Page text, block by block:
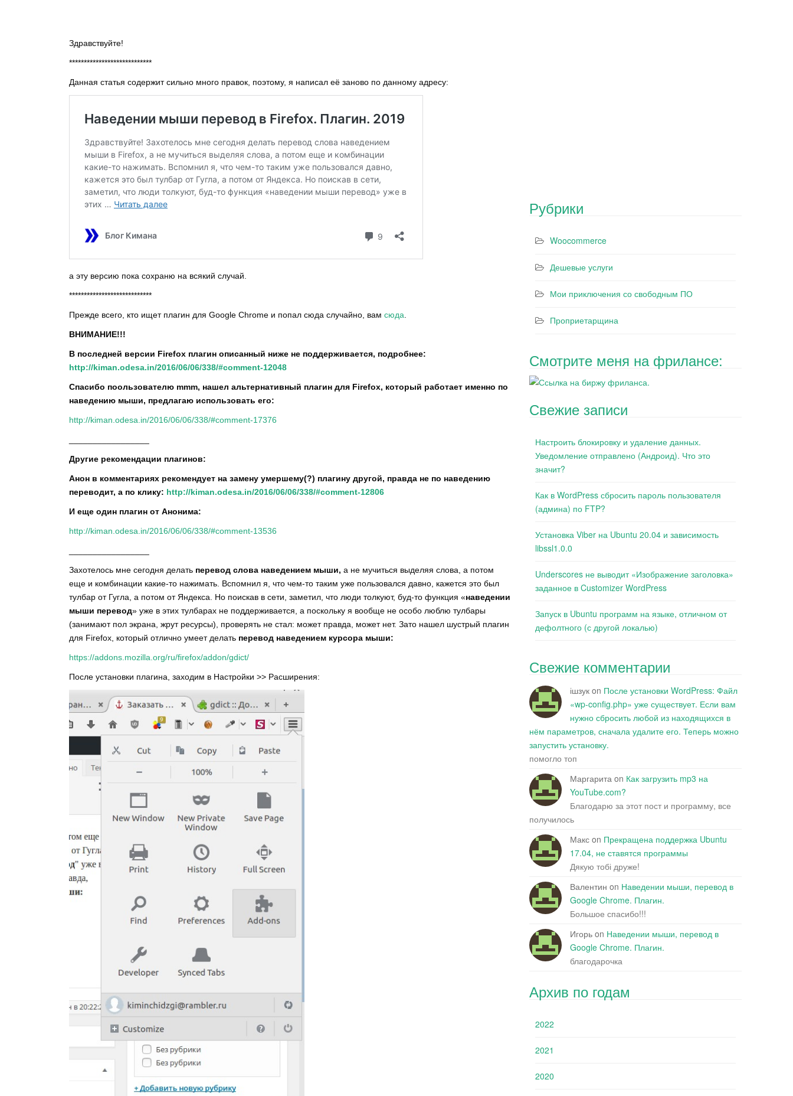
Здравствуйте!
****************************
Данная статья содержит сильно много правок, поэтому, я написал её заново по данному адресу:
а эту версию пока сохраню на всякий случай.
****************************
Прежде всего, кто ищет плагин для Google Chrome и попал сюда случайно, вам сюда
ВНИМАНИЕ!!!
В последней версии Firefox плагин описанный ниже не поддерживается, подробнее:
http://kiman.odesa.in/2016/06/06/338/#comment-12048
Спасибо поользователю mmm, нашел альтернативный плагин для Firefox, который работает именно по
наведению мыши, предлагаю использовать его:
http://kiman.odesa.in/2016/06/06/338/#comment-17376
Другие рекомендации плагинов:
Анон в комментариях рекомендует на замену умершему(?) плагину другой, правда не по наведению
переводит, а по клику: http://kiman.odesa.in/2016/06/06/338/#comment-12806
И еще один плагин от Анонима:
http://kiman.odesa.in/2016/06/06/338/#comment-13536
Захотелось мне сегодня делать перевод слова наведением мыши, а не мучиться выделяя слова, а потом
еще и комбинации какие-то нажимать . Вспомнил я, что чем-то таким уже пользовался давно, кажется это был
тулбар от Гугла, а потом от Яндекса. Но поискав в сети, заметил, что люди толкуют, буд-то функция «наведении
мыши перевод» уже в этих тулбарах не поддерживается, а поскольку я вообще не особо люблю тулбары
(занимают пол экрана, жрут ресурсы), проверять не стал: может правда, может нет. Зато нашел шустрый плагин
для Firefox, который отлично умеет делать перевод наведением курсора мыши:
https://addons.mozilla.org/ru/firefox/addon/gdict/
После установки плагина, заходим в Настройки >> Расширения:
Рубрики
Woocommerce
Дешевые услуги
Мои приключения со свободным ПО
Проприетарщина
Смотрите меня на фрилансе:
Свежие записи
Настроить блокировку и удаление данных.
Уведомление отправлено (Андроид). Что это
значит?
Как в WordPress сбросить пароль пользователя
(админа) по FTP?
Установка Viber на Ubuntu 20.04 и зависимость
libssl1.0.0
Underscores не выводит «Изображение заголовка»
заданное в Customizer WordPress
Запуск в Ubuntu программ на языке, отличном от
дефолтного (с другой локалью)
Свежие комментарии
ішзук on После установки WordPress: Файл
«wp-config.php» уже существует. Если вам
нужно сбросить любой из находящихся в
нём параметров, сначала удалите его. Теперь можно
запустить установку.
помогло топ
Маргарита on Как загрузить mp3 на
YouTube.com?
Благодарю за этот пост и программу, все
получилось
Макс on Прекращена поддержка Ubuntu
17.04, не ставятся программы
Дякую тобі друже!
Валентин on Наведении мыши, перевод в
Google Chrome. Плагин.
Большое спасибо!!!
Игорь on Наведении мыши, перевод в
Google Chrome. Плагин.
благодарочка
Архив по годам
2022
2021
2020